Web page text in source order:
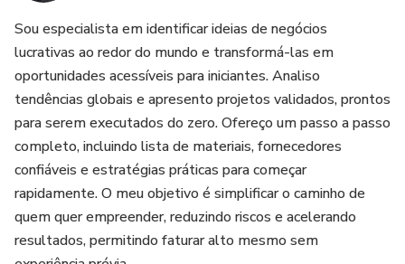
profissional para atrair clientes.
Também aprenderá formas eficientes de divulgação,
usando redes sociais e estratégias que
ajudam a gerar pedidos constantes, mesmo começando do
zero.
Com organização, dedicação e aplicação das técnicas
ensinadas, é totalmente possível
Sou especialista em identificar ideias de negócios
lucrativas ao redor do mundo e transformá-las em
oportunidades acessíveis para iniciantes. Analiso
tendências globais e apresento projetos validados, prontos
para serem executados do zero. Ofereço um passo a passo
completo, incluindo lista de materiais, fornecedores
confiáveis e estratégias práticas para começar
rapidamente. O meu objetivo é simplificar o caminho de
quem quer empreender, reduzindo riscos e acelerando
resultados, permitindo faturar alto mesmo sem